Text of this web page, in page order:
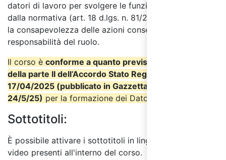
datori di lavoro per svolgere le funzioni loro attribuite
dalla normativa (art. 18 d.lgs. n. 81/2008), acquisendo
la consapevolezza delle azioni conseguenti alle
responsabilità del ruolo.
Il corso è conforme a quanto previsto nel punto 3
della parte II dell’Accordo Stato Regioni del
17/04/2025 (pubblicato in Gazzetta Ufficiale il
24/5/25) per la formazione dei Datori di Lavoro.
Sottotitoli:
È possibile attivare i sottotitoli in lingua italiana per i
video presenti all'interno del corso.